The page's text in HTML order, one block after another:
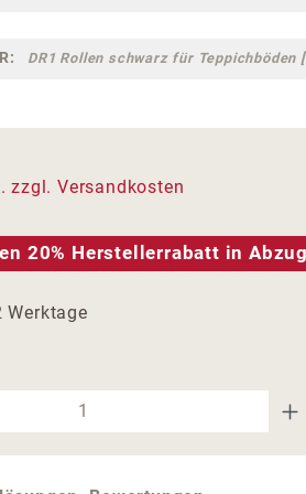
DR1 Rollen schwarz für Teppichböden
zzgl. Versandkosten
20% Herstellerrabatt in
Werktage
Gib den